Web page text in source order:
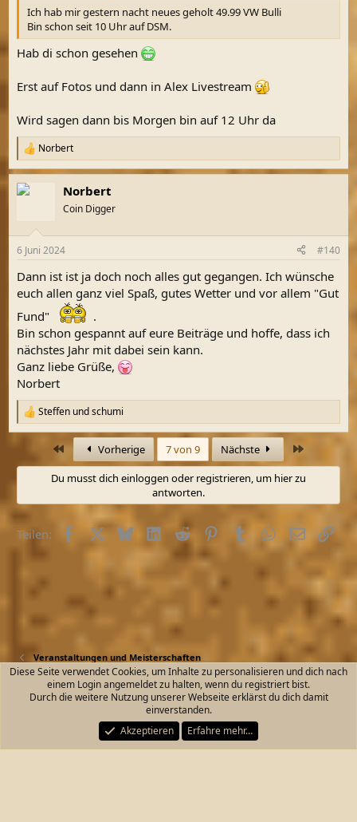
Ich hab mir gestern nacht neues geholt 49.99 VW Bulli
Bin schon seit 10 Uhr auf DSM.
Hab di schon gesehen
Erst auf Fotos und dann in Alex Livestream
Wird sagen dann bis Morgen bin auf 12 Uhr da
R
e
a
k
e
:
Norbert
Norbert
Coin Digger
6 Juni 2024 #140
Dann ist ist ja doch noch alles gut gegangen. Ich wünsche
euch allen ganz viel Spaß, gutes Wetter und vor allem "Gut
Fund"
.
Bin schon gespannt auf eure Beiträge und hoffe, dass ich
nächstes Jahr mit dabei sein kann.
Ganz liebe Grüße,
Norbert
R
e
t
n
n
Steffen undschumi
Erste Vorherige 7 von 9 Nächste
Du musst dich einloggen oder registrieren, um hier zu
antworten.
Teilen: FacebookX (Twitter)
BlueskyLinkedIn
Reddit PinterestTumblrWhatsApp
E-MailLink
Veranstaltungen und Meisterschaften
Kontakt Nutzungsbedingungen
Datenschutz
Start
R
S
Community platform by XenForo® © 2010-2026 XenForo Ltd.
Diese Seite verwendet Cookies, um Inhalte zu personalisieren und dich nach
einem Login angemeldet zu halten, wenn du registriert bist.
Durch die weitere Nutzung unserer Webseite erklärst du dich damit
einverstanden.
Akzeptieren
Erfahre mehr…